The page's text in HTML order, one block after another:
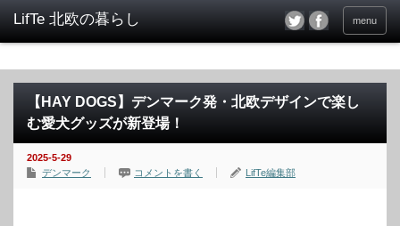
menu
【HAY DOGS】デンマーク発・北欧デザインで楽し
む愛犬グッズが新登場！
2025-5-29
デンマーク
コメントを書く LifTe編集部